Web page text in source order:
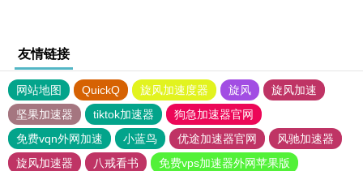
友情链接
网站地图 QuickQ 旋风加速度器 旋风
旋风加速
坚果加速器
tiktok加速器
狗急加速器官网
免费vqn外网加速
小蓝鸟 优途加速器官网
风驰加速器
旋风加速器
八戒看书
免费vps加速器外网苹果版